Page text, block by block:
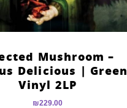
Mushroom –
Delicious | Green
Vinyl 2LP
₪229.00